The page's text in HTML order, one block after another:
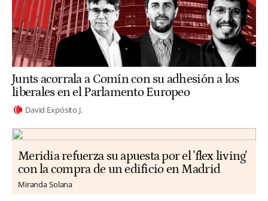
Junts acorrala a Comín con su adhesión a los
liberales en el Parlamento Europeo
David Expósito J.
Meridia refuerza su apuesta por el 'flex living'
con la compra de un edificio en Madrid
Miranda Solana